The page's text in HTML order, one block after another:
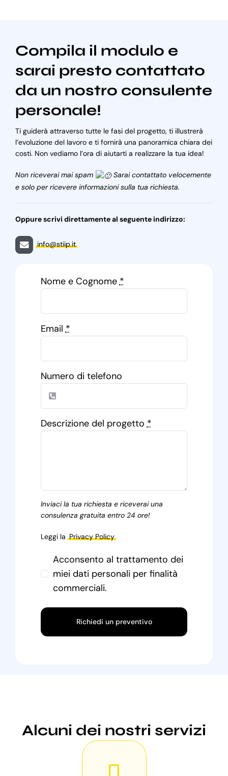
Compila il modulo e
sarai presto contattato
da un nostro consulente
personale!
Ti guiderà attraverso tutte le fasi del progetto, ti illustrerà
l’evoluzione del lavoro e ti fornirà una panoramica chiara dei
costi. Non vediamo l’ora di aiutarti a realizzare la tua idea!
Non riceverai mai spam
Sarai contattato velocemente
e solo per ricevere informazioni sulla tua richiesta.
Oppure scrivi direttamente al seguente indirizzo:
info@stiip.it
Nome e Cognome*
Email*
Numero di telefono
Descrizione del progetto*
Inviaci la tua richiesta e riceverai una
consulenza gratuita entro 24 ore!
Leggi la Privacy Policy
Acconsento al trattamento dei
miei dati personali per finalità
commerciali.
Richiedi un preventivo
Alcuni dei nostri servizi